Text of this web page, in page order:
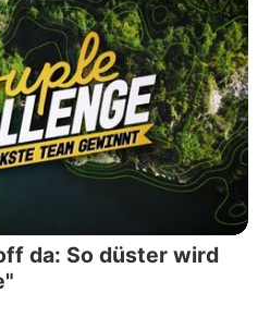
da: So düster wird